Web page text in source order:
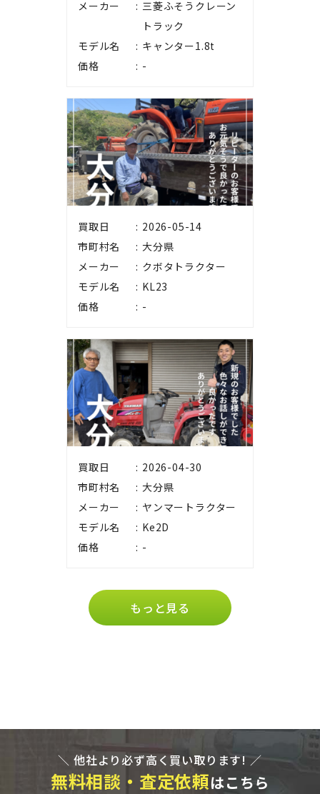
メーカー
三菱ふそうクレーン
トラック
モデル名
キャンター1.8t
価格
-
買取日
2026-05-14
市町村名
大分県
メーカー
クボタトラクター
モデル名
KL23
価格
-
買取日
2026-04-30
市町村名
大分県
メーカー
ヤンマートラクター
モデル名
Ke2D
価格
-
もっと見る
＼ 他社より必ず高く買い取ります! ／
無料相談・査定依頼はこちら